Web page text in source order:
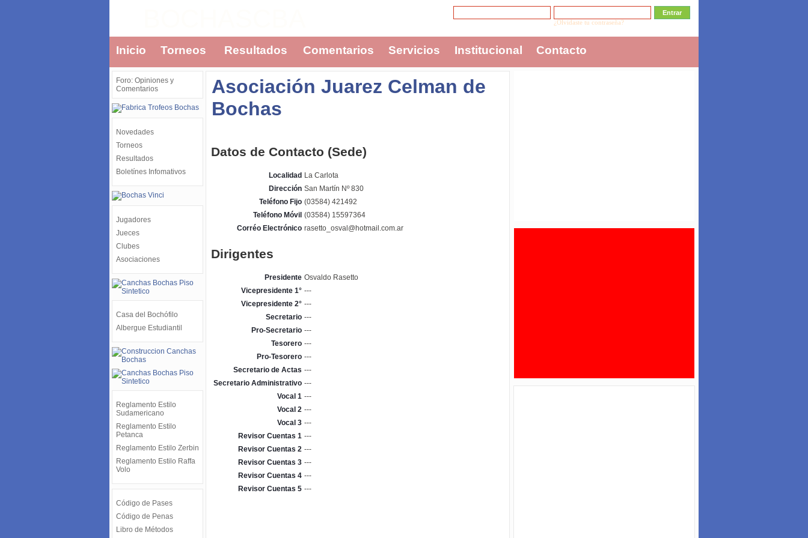
¿Olvidaste tu contraseña?
Inicio Torneos Resultados Comentarios Servicios Institucional Contacto
Foro: Opiniones y
Comentarios
Novedades
Torneos
Resultados
Boletínes Infomativos
Jugadores
Jueces
Clubes
Asociaciones
Casa del Bochófilo
Albergue Estudiantil
Reglamento Estilo
Sudamericano
Reglamento Estilo
Petanca
Reglamento Estilo Zerbin
Reglamento Estilo Raffa
Volo
Código de Pases
Código de Penas
Libro de Métodos
Asociación Juarez Celman de
Bochas
Datos de Contacto (Sede)
Localidad La Carlota
Dirección San Martín Nº 830
Teléfono Fijo (03584) 421492
Teléfono Móvil (03584) 15597364
Corréo Electrónico rasetto_osval@hotmail.com.ar
Dirigentes
Presidente Osvaldo Rasetto
Vicepresidente 1° ---
Vicepresidente 2° ---
Secretario ---
Pro-Secretario ---
Tesorero ---
Pro-Tesorero ---
Secretario de Actas ---
Secretario Administrativo ---
Vocal 1 ---
Vocal 2 ---
Vocal 3 ---
Revisor Cuentas 1 ---
Revisor Cuentas 2 ---
Revisor Cuentas 3 ---
Revisor Cuentas 4 ---
Revisor Cuentas 5 ---